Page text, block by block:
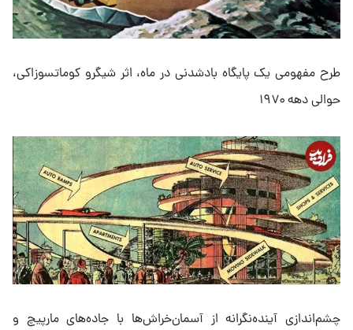
طرح مفهومی یک پایگاه بادشدنی در ماه، اثر شیگرو کوماتسوزاکی،
حوالی دهه ۱۹۷۰
چشم‌اندازی آینده‌نگرانه از آسمان‌خراش‌ها با جاده‌های مارپیچ و